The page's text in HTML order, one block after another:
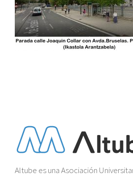
Altube es una Asociación